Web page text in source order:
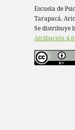
Escuela de
Tarapacá,
Se distribuye
Atribución